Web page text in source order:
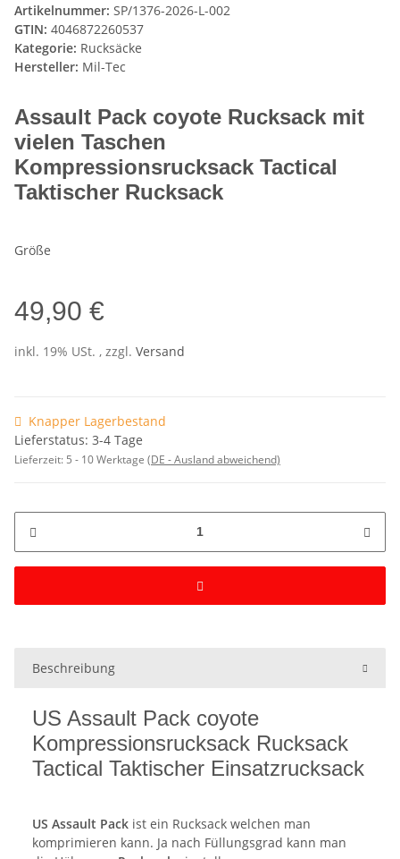
Artikelnummer: SP/1376-2026-L-002
GTIN: 4046872260537
Kategorie: Rucksäcke
Hersteller: Mil-Tec
Assault Pack coyote Rucksack mit
vielen Taschen
Kompressionsrucksack Tactical
Taktischer Rucksack
Größe
49,90 €
inkl. 19% USt. , zzgl. Versand
Knapper Lagerbestand
Lieferstatus: 3-4 Tage
Lieferzeit: 5 - 10 Werktage (DE - Ausland abweichend)
Beschreibung
US Assault Pack coyote
Kompressionsrucksack Rucksack
Tactical Taktischer Einsatzrucksack
US Assault Pack ist ein Rucksack welchen man
komprimieren kann. Ja nach Füllungsgrad kann man